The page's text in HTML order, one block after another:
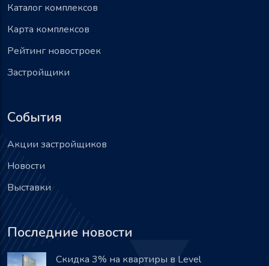
Каталог комплексов
Карта комплексов
Рейтинг новостроек
Застройщики
События
Акции застройщиков
Новости
Выставки
Последние новости
Скидка 3% на квартиры в Level